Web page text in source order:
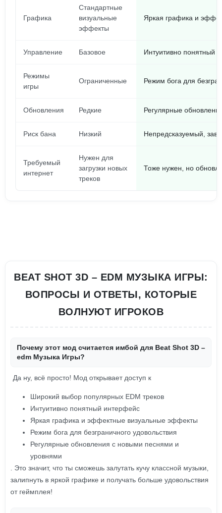
Графика
Стандартные
визуальные
эффекты
Яркая графика и
Управление Базовое Интуитивно понятный
Режимы
игры
Ограниченные Режим бога для
Обновления Редкие Регулярные
Риск бана Низкий Непредсказуемый,
Требуемый
интернет
Нужен для
загрузки новых
треков
Тоже нужен, но
BEAT SHOT 3D – EDM МУЗЫКА ИГРЫ:
ВОПРОСЫ И ОТВЕТЫ, КОТОРЫЕ
ВОЛНУЮТ ИГРОКОВ
Почему этот мод считается имбой для Beat Shot 3D –
edm Музыка Игры?
Да ну, всё просто! Мод открывает доступ к
Широкий выбор популярных EDM треков
Интуитивно понятный интерфейс
Яркая графика и эффектные визуальные эффекты
Режим бога для безграничного удовольствия
Регулярные обновления с новыми песнями и
уровнями
. Это значит, что ты сможешь залутать кучу классной музыки,
залипнуть в яркой графике и получать больше удовольствия
от геймплея!